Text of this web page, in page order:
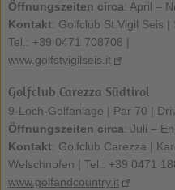
Öffnungszeiten circa: April –
Kontakt: Golfclub St.Vigil Seis
Tel.: +39 0471 708708 |
www.golfstvigilseis.it
Golfclub Carezza Südtirol
9-Loch-Golfanlage | Par 70 |
Öffnungszeiten circa: Juli –
Kontakt: Golfclub Carezza |
Welschnofen | Tel.: +39 0471
www.golfandcountry.it